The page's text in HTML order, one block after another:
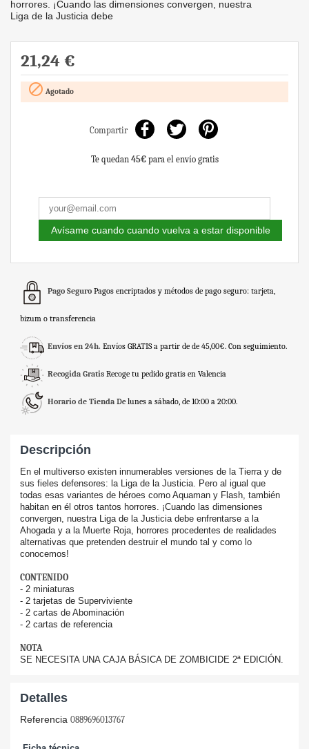
horrores. ¡Cuando las dimensiones convergen, nuestra
Liga de la Justicia debe
21,24 €
 Agotado
Compartir
Te quedan 45€para el envío gratis
Avísame cuando cuando vuelva a estar disponible
Pago Seguro Pagos encriptados y métodos de pago seguro: tarjeta,
bizum o transferencia
Envíos en 24h. Envíos GRATIS a partir de de 45,00€. Con seguimiento.
Recogida Gratis Recoge tu pedido gratis en Valencia
Horario de Tienda De lunes a sábado, de 10:00 a 20:00.
Descripción
En el multiverso existen innumerables versiones de la Tierra y de
sus fieles defensores: la Liga de la Justicia. Pero al igual que
todas esas variantes de héroes como Aquaman y Flash, también
habitan en él otros tantos horrores. ¡Cuando las dimensiones
convergen, nuestra Liga de la Justicia debe enfrentarse a la
Ahogada y a la Muerte Roja, horrores procedentes de realidades
alternativas que pretenden destruir el mundo tal y como lo
conocemos!
CONTENIDO
- 2 miniaturas
- 2 tarjetas de Superviviente
- 2 cartas de Abominación
- 2 cartas de referencia
NOTA
SE NECESITA UNA CAJA BÁSICA DE ZOMBICIDE 2ª EDICIÓN.
Detalles
Referencia 0889696013767